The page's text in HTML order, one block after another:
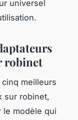
universel
robinet
meilleurs
sur robinet,
le modèle qui